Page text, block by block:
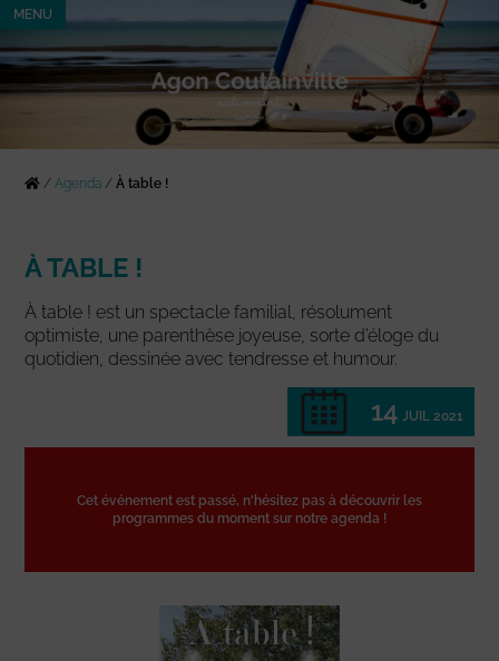
MENU
/Agenda /À table !
À TABLE !
À table ! est un spectacle familial, résolument
optimiste, une parenthèse joyeuse, sorte d’éloge du
quotidien, dessinée avec tendresse et humour.
14 JUIL 2021
Cet événement est passé, n'hésitez pas à découvrir les
programmes du moment sur notre agenda !